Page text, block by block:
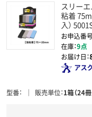
スリー
粘着
入）
お申込番
在庫：9点
お届け日：
アス
型番 販売単位 1箱（24冊